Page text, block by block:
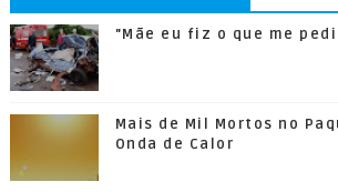
"Mãe eu fiz o que me
Mais de Mil Mortos no
Onda de Calor